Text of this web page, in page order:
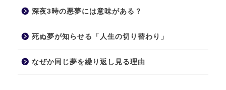
深夜3時の悪夢には意味がある？
死ぬ夢が知らせる「人生の切り替わり」
なぜか同じ夢を繰り返し見る理由